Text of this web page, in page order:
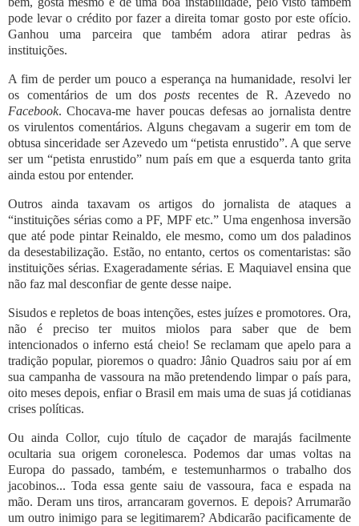
pode levar o crédito por fazer a direita tomar gosto por este ofício.
Ganhou uma parceira que também adora atirar pedras às
instituições.
A fim de perder um pouco a esperança na humanidade, resolvi ler
os comentários de um dos posts recentes de R. Azevedo no
Facebook. Chocava-me haver poucas defesas ao jornalista dentre
os virulentos comentários. Alguns chegavam a sugerir em tom de
obtusa sinceridade ser Azevedo um “petista enrustido”. A que serve
ser um “petista enrustido” num país em que a esquerda tanto grita
ainda estou por entender.
Outros ainda taxavam os artigos do jornalista de ataques a
“instituições sérias como a PF, MPF etc.” Uma engenhosa inversão
que até pode pintar Reinaldo, ele mesmo, como um dos paladinos
da desestabilização. Estão, no entanto, certos os comentaristas: são
instituições sérias. Exageradamente sérias. E Maquiavel ensina que
não faz mal desconfiar de gente desse naipe.
Sisudos e repletos de boas intenções, estes juízes e promotores. Ora,
não é preciso ter muitos miolos para saber que de bem
intencionados o inferno está cheio! Se reclamam que apelo para a
tradição popular, pioremos o quadro: Jânio Quadros saiu por aí em
sua campanha de vassoura na mão pretendendo limpar o país para,
oito meses depois, enfiar o Brasil em mais uma de suas já cotidianas
crises políticas.
Ou ainda Collor, cujo título de caçador de marajás facilmente
ocultaria sua origem coronelesca. Podemos dar umas voltas na
Europa do passado, também, e testemunharmos o trabalho dos
jacobinos... Toda essa gente saiu de vassoura, faca e espada na
mão. Deram uns tiros, arrancaram governos. E depois? Arrumarão
um outro inimigo para se legitimarem? Abdicarão pacificamente de